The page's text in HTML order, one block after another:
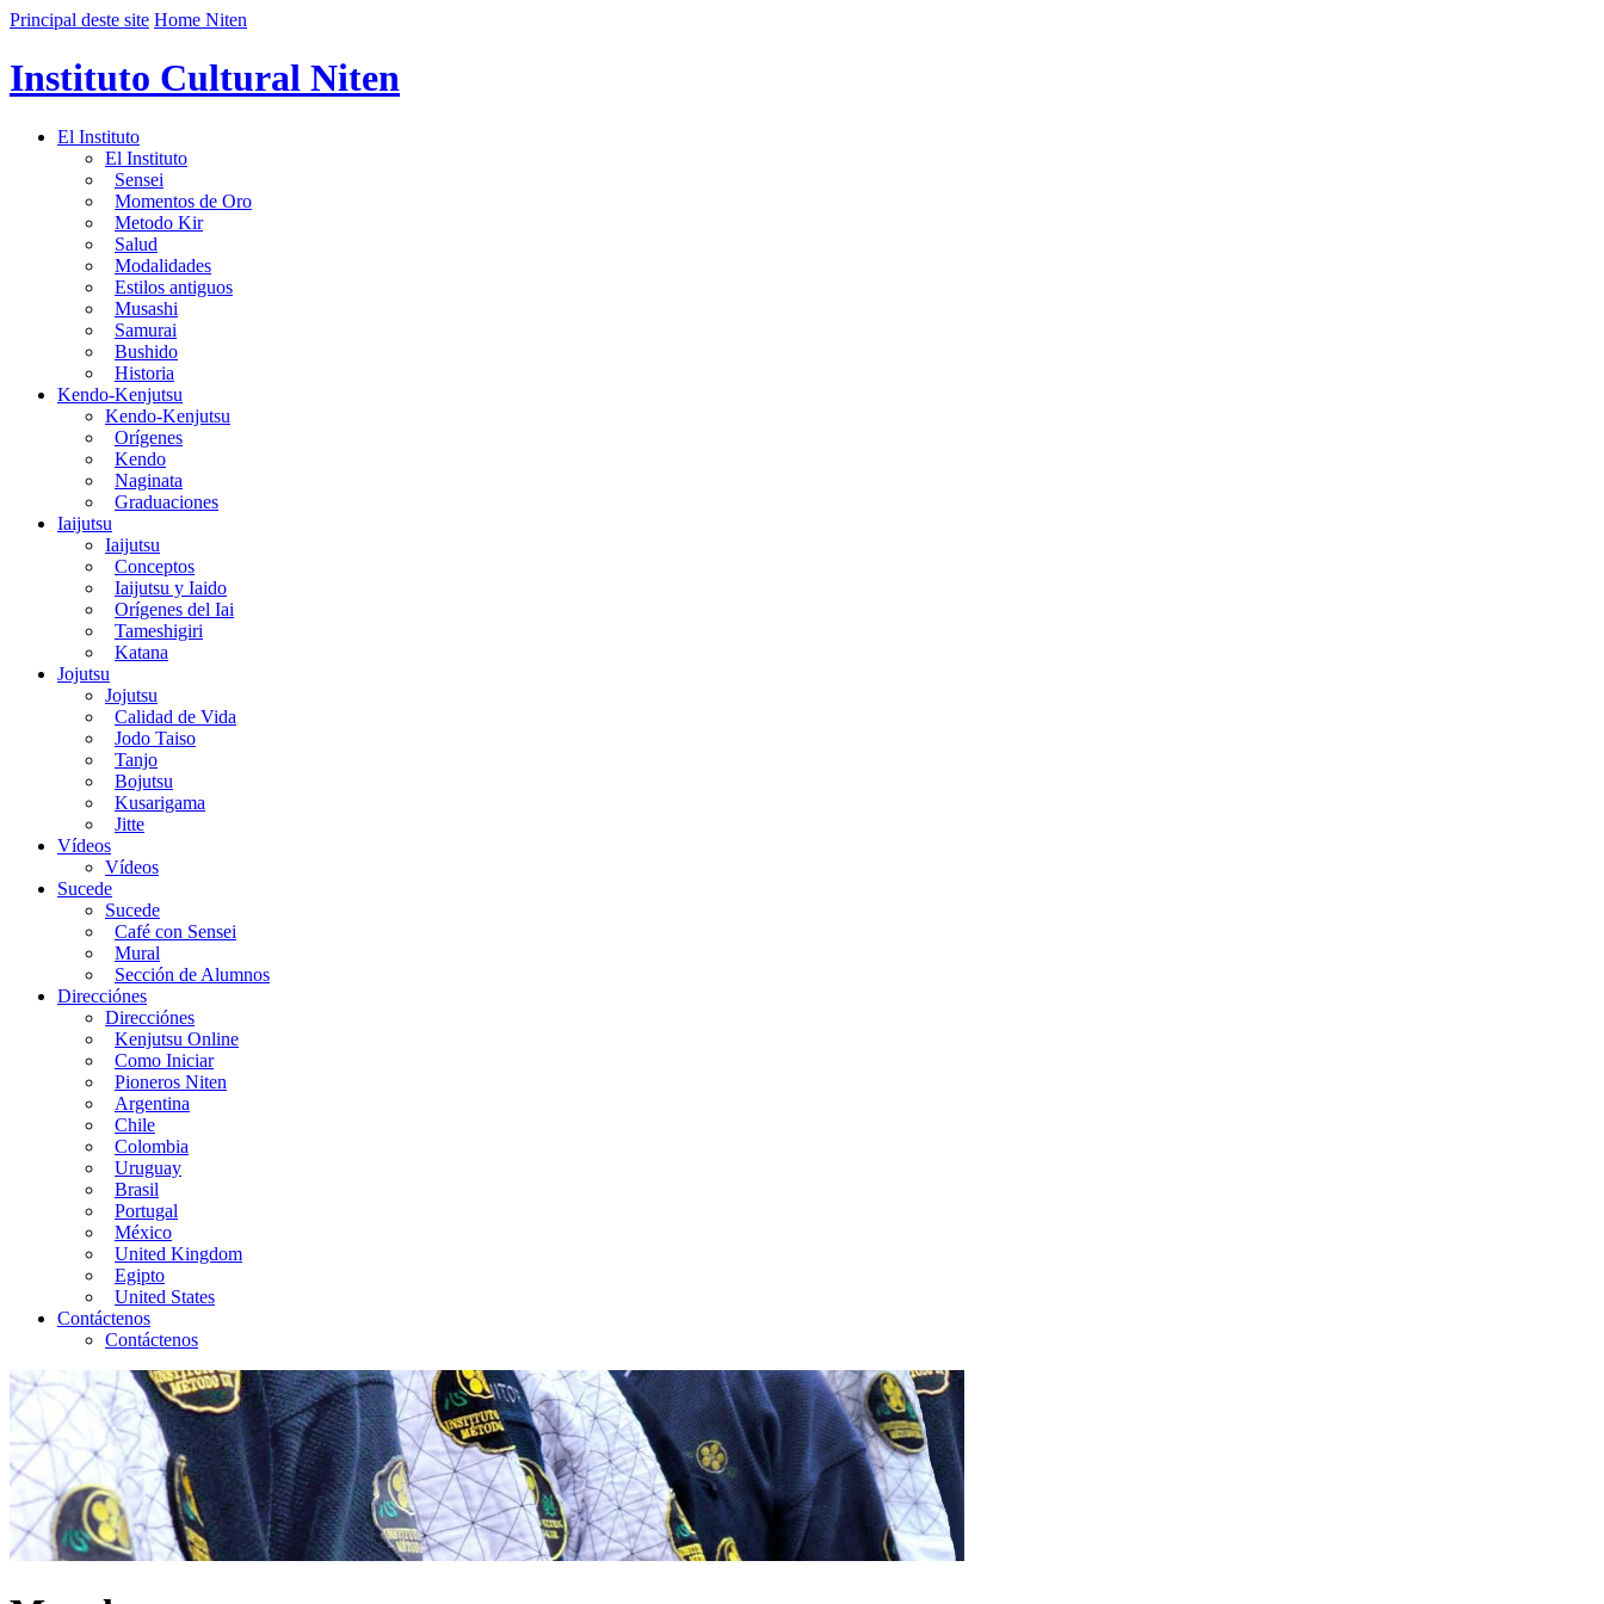
Principal deste site Home Niten
Instituto Cultural Niten
El Instituto
El Instituto
Sensei
Momentos de Oro
Metodo Kir
Salud
Modalidades
Estilos antiguos
Musashi
Samurai
Bushido
Historia
Kendo-Kenjutsu
Kendo-Kenjutsu
Orígenes
Kendo
Naginata
Graduaciones
Iaijutsu
Iaijutsu
Conceptos
Iaijutsu y Iaido
Orígenes del Iai
Tameshigiri
Katana
Jojutsu
Jojutsu
Calidad de Vida
Jodo Taiso
Tanjo
Bojutsu
Kusarigama
Jitte
Vídeos
Vídeos
Sucede
Sucede
Café con Sensei
Mural
Sección de Alumnos
Direcciónes
Direcciónes
Kenjutsu Online
Como Iniciar
Pioneros Niten
Argentina
Chile
Colombia
Uruguay
Brasil
Portugal
México
United Kingdom
Egipto
United States
Contáctenos
Contáctenos